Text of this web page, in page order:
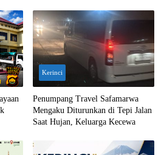
Kerinci
Penumpang Travel Safamarwa
Mengaku Diturunkan di Tepi Jalan
Saat Hujan, Keluarga Kecewa